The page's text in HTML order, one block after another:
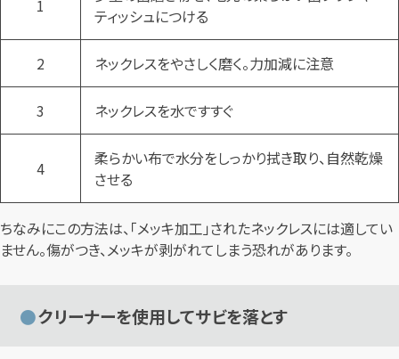
1
ティッシュにつける
2 ネックレスをやさしく磨く。力加減に注意
3 ネックレスを水ですすぐ
4
柔らかい布で水分をしっかり拭き取り、自然乾燥
させる
ちなみにこの方法は、「メッキ加工」されたネックレスには適してい
ません。傷がつき、メッキが剥がれてしまう恐れがあります。
クリーナーを使用してサビを落とす